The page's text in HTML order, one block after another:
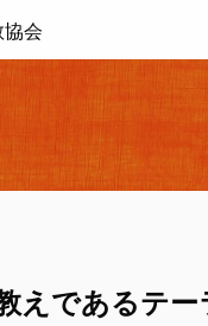
会
えであるテー